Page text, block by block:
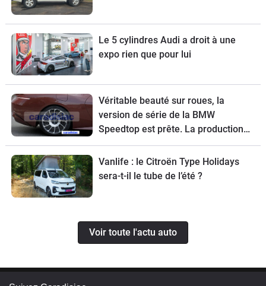
Le 5 cylindres Audi a droit à une
expo rien que pour lui
Véritable beauté sur roues, la
version de série de la BMW
Speedtop est prête. La production
de ce break de chasse sera limitée à
70 exemplaires.
Vanlife : le Citroën Type Holidays
sera-t-il le tube de l’été ?
Voir toute l'actu auto